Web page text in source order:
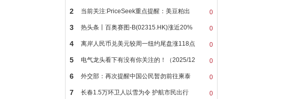
0
2 当前关注:PriceSeek重点提醒：美豆粕出
0
3 热头条丨百奥赛图-B(02315.HK)涨近20%
0
4 离岸人民币兑美元较周一纽约尾盘涨118点
0
5 电气龙头看下有没有你关注的！（2025/12
0
6 外交部：再次提醒中国公民暂勿前往柬泰
0
7 长春1.5万环卫人以雪为令 护航市民出行